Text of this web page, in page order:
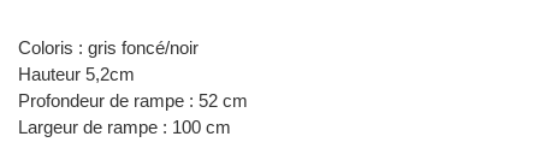
Coloris : gris foncé/noir
Hauteur 5,2cm
Profondeur de rampe : 52 cm
Largeur de rampe : 100 cm